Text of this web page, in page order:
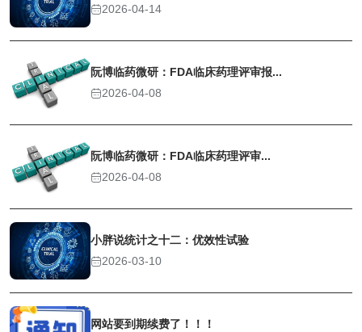
2026-04-14
阮博临药微研：FDA临床药理评审报...
2026-04-08
阮博临药微研：FDA临床药理评审...
2026-04-08
小胖说统计之十二：优效性试验
2026-03-10
网站要到期续费了！！！